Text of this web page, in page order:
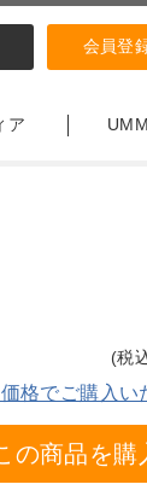
会員登
ア
(税
格でご購入い
の商品を購